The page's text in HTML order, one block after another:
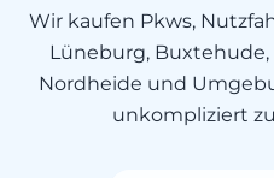
Wir kaufen Pkws,
Lüneburg,
Nordheide und
unkompliziert zu